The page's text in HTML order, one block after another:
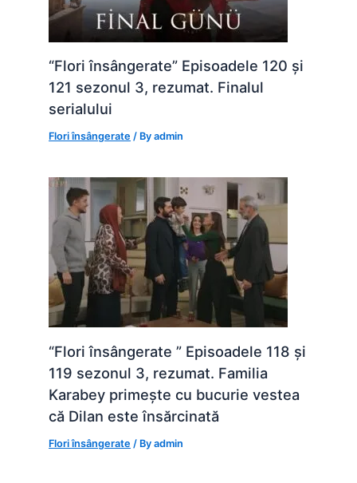
“Flori însângerate” Episoadele 120 și
121 sezonul 3, rezumat. Finalul
serialului
Flori însângerate / Byadmin
“Flori însângerate ” Episoadele 118 și
119 sezonul 3, rezumat. Familia
Karabey primește cu bucurie vestea
că Dilan este însărcinată
Flori însângerate / Byadmin